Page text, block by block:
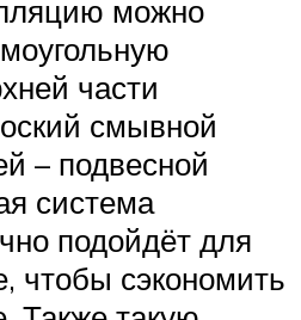
можно
части
смывной
– подвесной
система
подойдёт для
чтобы сэкономить